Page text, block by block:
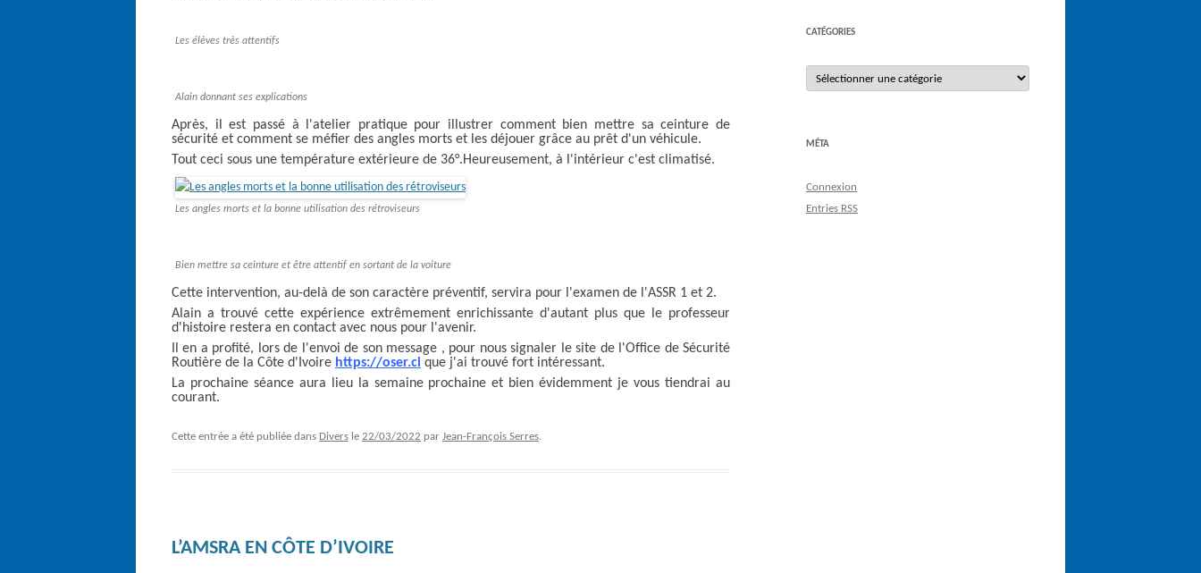
Les élèves très attentifs
Alain donnant ses explications
Après, il est passé à l'atelier pratique pour illustrer comment bien mettre sa ceinture de
sécurité et comment se méfier des angles morts et les déjouer grâce au prêt d'un véhicule.
Tout ceci sous une température extérieure de 36°.Heureusement, à l'intérieur c'est climatisé.
Les angles morts et la bonne utilisation des rétroviseurs
Bien mettre sa ceinture et être attentif en sortant de la voiture
Cette intervention, au-delà de son caractère préventif, servira pour l'examen de l'ASSR 1 et 2.
Alain a trouvé cette expérience extrêmement enrichissante d'autant plus que le professeur
d'histoire restera en contact avec nous pour l'avenir.
Il en a profité, lors de l'envoi de son message , pour nous signaler le site de l'Office de Sécurité
Routière de la Côte d'Ivoire https://oser.ci que j'ai trouvé fort intéressant.
La prochaine séance aura lieu la semaine prochaine et bien évidemment je vous tiendrai au
courant.
Cette entrée a été publiée dans Divers le 22/03/2022 par Jean-François Serres.
L’AMSRA EN CÔTE D’IVOIRE
CATÉGORIES
Catégories
MÉTA
Connexion
Entries RSS